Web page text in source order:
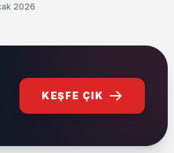
2026
KEŞFE ÇIK